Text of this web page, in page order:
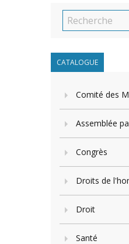
CATALOGUE
Comité des
Assemblée
Congrès
Droits de
Droit
Santé